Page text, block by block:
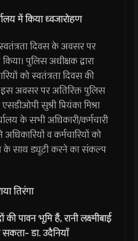
में किया ध्वजारोहण
दिवस के अवसर पर
पुलिस अधीक्षक द्वारा
को स्वतंत्रता दिवस की
अवसर पर अतिरिक्त पुलिस
सुश्री प्रियंका मिश्रा
के सभी अधिकारी/कर्मचारी
व कर्मचारियों को
के साथ ड्यूटी करने का संकल्प
तिरंगा
पावन भूमि हैं, रानी लक्ष्मीबाई
डा. उदैनियाँ